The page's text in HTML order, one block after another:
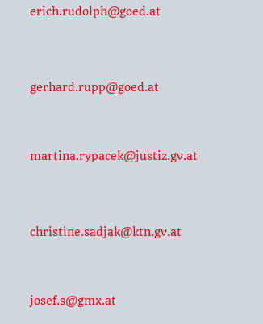
erich.rudolph@goed.at
gerhard.rupp@goed.at
martina.rypacek@justiz.gv.at
christine.sadjak@ktn.gv.at
josef.s@gmx.at